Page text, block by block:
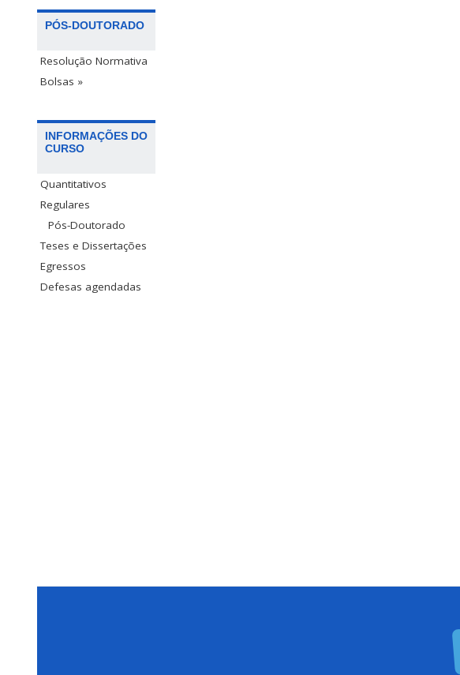
PÓS-DOUTORADO
Resolução Normativa
Bolsas »
INFORMAÇÕES DO
CURSO
Quantitativos
Regulares
Pós-Doutorado
Teses e Dissertações
Egressos
Defesas agendadas